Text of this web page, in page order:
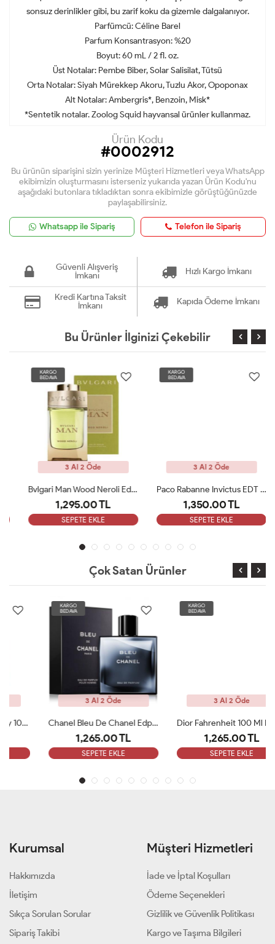
sonsuz derinlikler gibi, bu zarif koku da gizemle dalgalanıyor.
Parfümcü:Céline Barel
Parfum Konsantrasyon:%20
Boyut:60 mL / 2 fl. oz.
Üst Notalar: Pembe Biber, Solar Salisilat, Tütsü
Orta Notalar:Siyah Mürekkep Akoru, Tuzlu Akor, Opoponax
Alt Notalar:Ambergris*, Benzoin, Misk*
*Sentetik notalar. Zoolog Squid hayvansal ürünler kullanmaz.
Ürün Kodu
#0002912
Bu ürünün siparişini sizin yerinize Müşteri Hizmetleri veya WhatsApp
ekibimizin oluşturmasını isterseniz yukarıda yazan Ürün Kodu'nu
aşağıdaki butonlara tıkladıktan sonra ekibimizle görüştüğünüzde
paylaşabilirsiniz.
Whatsapp ile Sipariş Telefon ile Sipariş
Güvenli Alışveriş
İmkanı
Hızlı Kargo İmkanı
Kredi Kartına Taksit
İmkanı
Kapıda Ödeme İmkanı
Bu Ürünler İlginizi Çekebilir
KARGO
BEDAVA
3 Al 2 Öde
Bvlgari Man Wood Neroli Edp 100 Ml ARC
1,295.00 TL
SEPETE EKLE
KARGO
BEDAVA
3 Al 2 Öde
Paco Rabanne Invictus EDT Erkek Parfüm 100 Ml ARC
1,350.00 TL
SEPETE EKLE
Çok Satan Ürünler
3 Al 2 Öde
Chanel Bleu De Chanel Edp 100 Ml ARC
1,265.00 TL
SEPETE EKLE
3 Al 2 Öde
Dior Fahrenheit 100 Ml EDT Erkek Parfüm ARC
1,265.00 TL
SEPETE EKLE
Kurumsal
Hakkımızda
İletişim
Sıkça Sorulan Sorular
Sipariş Takibi
Müşteri Hizmetleri
İade ve İptal Koşulları
Ödeme Seçenekleri
Gizlilik ve Güvenlik Politikası
Kargo ve Taşıma Bilgileri